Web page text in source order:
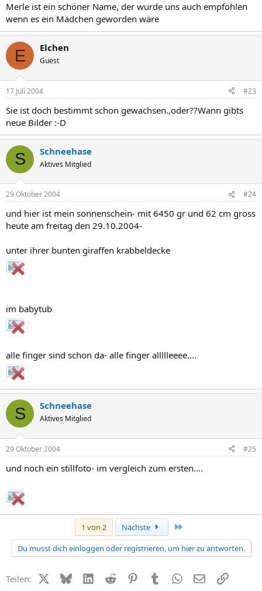
Merle ist ein schöner Name, der wurde uns auch empfohlen
wenn es ein Mädchen geworden wäre
E Elchen
Guest
17 Juli 2004 #23
Sie ist doch bestimmt schon gewachsen.,oder??Wann gibts
neue Bilder :-D
S Schneehase
Aktives Mitglied
29 Oktober 2004 #24
und hier ist mein sonnenschein- mit 6450 gr und 62 cm gross
heute am freitag den 29.10.2004-
unter ihrer bunten giraffen krabbeldecke
im babytub
alle finger sind schon da- alle finger allllleeee....
S Schneehase
Aktives Mitglied
29 Oktober 2004 #25
und noch ein stillfoto- im vergleich zum ersten....
1 von 2 Nächste
Du musst dich einloggen oder registrieren, um hier zu antworten.
Teilen: X (Twitter)
BlueskyLinkedIn
Reddit PinterestTumblr WhatsApp
E-MailLink